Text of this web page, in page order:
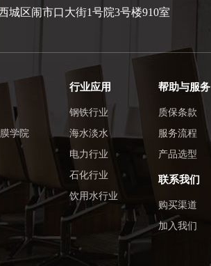
城区闹市口大街1号院3号楼910室
学院
行业应用
钢铁行业
海水淡水
电力行业
石化行业
饮用水行业
帮助与服务
质保条款
服务流程
产品选型
联系我们
购买渠道
加入我们